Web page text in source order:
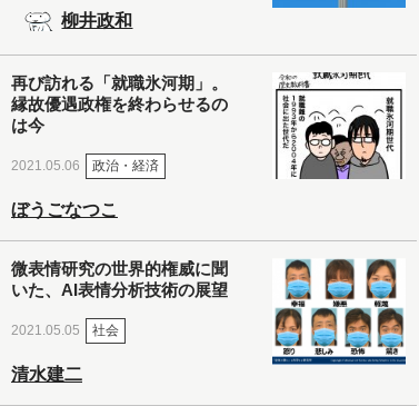
柳井政和
再び訪れる「就職氷河期」。
縁故優遇政権を終わらせるの
は今
2021.05.06 政治・経済
ぼうごなつこ
微表情研究の世界的権威に聞
いた、AI表情分析技術の展望
2021.05.05 社会
清水建二